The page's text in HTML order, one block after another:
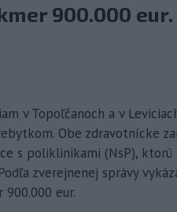
900.000 eur.
v Topoľčanoch a v
Obe zdravotnícke
s poliklinikami (NsP),
zverejnenej správy
eur.